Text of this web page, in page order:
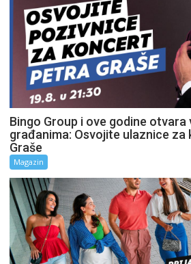
Bingo Group i ove godine
građanima: Osvojite ulaznice
Graše
Magazin